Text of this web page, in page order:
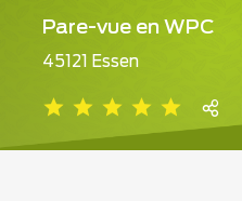
Pare-vue en WPC
45121 Essen